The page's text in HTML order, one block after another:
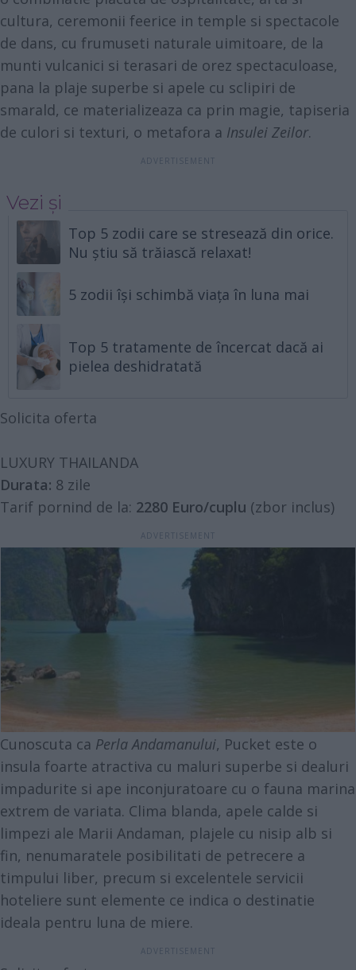
cultura, ceremonii feerice in temple si spectacole
de dans, cu frumuseti naturale uimitoare, de la
munti vulcanici si terasari de orez spectaculoase,
pana la plaje superbe si apele cu sclipiri de
smarald, ce materializeaza ca prin magie, tapiseria
de culori si texturi, o metafora a Insulei Zeilor.
Vezi și
Top 5 zodii care se stresează din orice.
Nu știu să trăiască relaxat!
5 zodii își schimbă viața în luna mai
Top 5 tratamente de încercat dacă ai
pielea deshidratată
Solicita oferta
LUXURY THAILANDA
Durata: 8 zile
Tarif pornind de la: 2280 Euro/cuplu (zbor inclus)
Cunoscuta ca Perla Andamanului, Pucket este o
insula foarte atractiva cu maluri superbe si dealuri
impadurite si ape inconjuratoare cu o fauna marina
extrem de variata. Clima blanda, apele calde si
limpezi ale Marii Andaman, plajele cu nisip alb si
fin, nenumaratele posibilitati de petrecere a
timpului liber, precum si excelentele servicii
hoteliere sunt elemente ce indica o destinatie
ideala pentru luna de miere.